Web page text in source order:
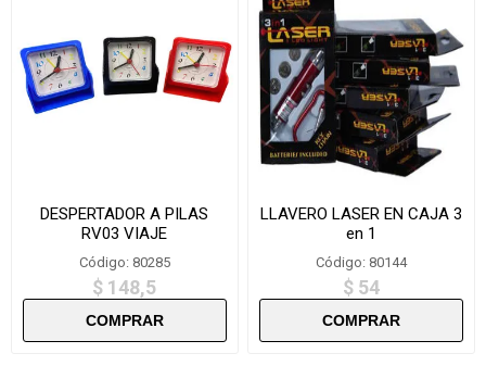
DESPERTADOR A PILAS
RV03 VIAJE
Código: 80285
$ 148,5
LLAVERO LASER EN CAJA 3
en 1
Código: 80144
$ 54